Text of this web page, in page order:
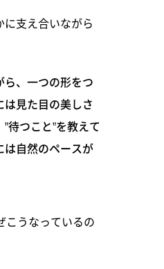
支え合いながら
ら、一つの形をつ
は見た目の美しさ
待つこと"を教えて
は自然のペースが
こうなっているの